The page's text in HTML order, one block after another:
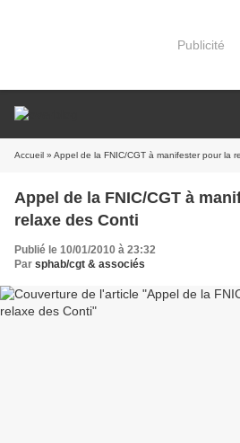
Publicité
Accueil » Appel de la FNIC/CGT à manifester pour la
Appel de la FNIC/CGT à
relaxe des Conti
Publié le 10/01/2010 à 23:32
Par sphab/cgt & associés